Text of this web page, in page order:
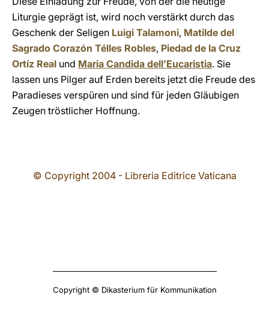
Liturgie geprägt ist, wird noch verstärkt durch das
Geschenk der Seligen Luigi Talamoni, Matilde del
Sagrado Corazón Télles Robles, Piedad de la Cruz
Ortíz Real und Maria Candida dell’Eucaristia. Sie
lassen uns Pilger auf Erden bereits jetzt die Freude des
Paradieses verspüren und sind für jeden Gläubigen
Zeugen tröstlicher Hoffnung.
© Copyright 2004 - Libreria Editrice Vaticana
Copyright © Dikasterium für Kommunikation